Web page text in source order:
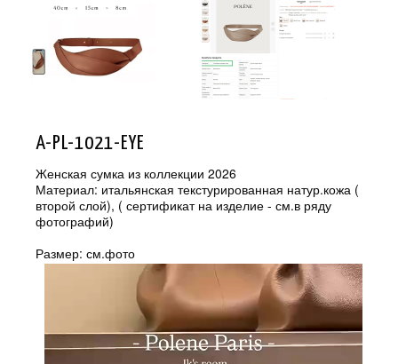
A-PL-1021-EYE
Женская сумка из коллекции 2026
Материал: итальянская текстурированная натур.кожа (
второй слой), ( сертификат на изделие - см.в ряду
фотографий)
Размер: см.фото